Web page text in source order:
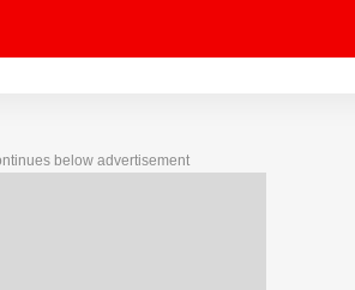
below advertisement